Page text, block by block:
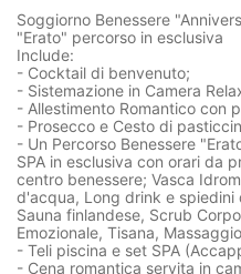
Soggiorno Benessere
"Erato" percorso in esclusiva
Include:
- Cocktail di benvenuto;
- Sistemazione in Camera
- Allestimento Romantico con
- Prosecco e Cesto di
- Un Percorso Benessere
SPA in esclusiva con orari da
centro benessere; Vasca
d'acqua, Long drink e
Sauna finlandese, Scrub
Emozionale, Tisana,
- Teli piscina e set SPA
- Cena romantica servita in